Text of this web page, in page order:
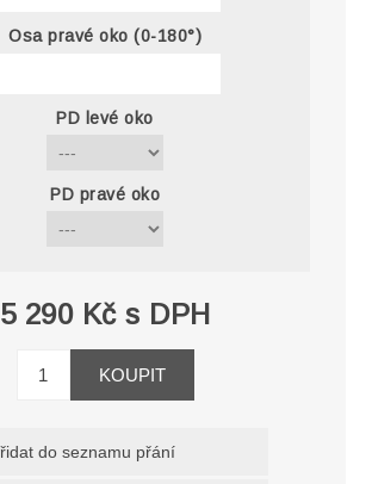
Osa pravé oko (0-180°)
PD levé oko
PD pravé oko
5 290 Kč s DPH